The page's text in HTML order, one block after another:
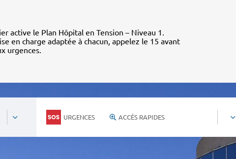
active le Plan Hôpital en Tension – Niveau 1.
en charge adaptée à chacun, appelez le 15 avant
urgences.
URGENCES ACCÈS RAPIDES